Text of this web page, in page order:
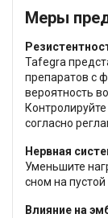
Меры
Tafegra
препаратов с
вероятность
согласно
Нервная
Уменьшите
сном на
Влияние на